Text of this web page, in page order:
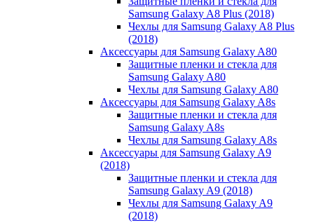
Samsung Galaxy A8 Plus (2018)
Чехлы для Samsung Galaxy A8 Plus
(2018)
Аксессуары для Samsung Galaxy A80
Защитные пленки и стекла для
Samsung Galaxy A80
Чехлы для Samsung Galaxy A80
Аксессуары для Samsung Galaxy A8s
Защитные пленки и стекла для
Samsung Galaxy A8s
Чехлы для Samsung Galaxy A8s
Аксессуары для Samsung Galaxy A9
(2018)
Защитные пленки и стекла для
Samsung Galaxy A9 (2018)
Чехлы для Samsung Galaxy A9
(2018)